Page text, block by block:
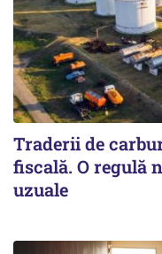
Traderii de
fiscală. O regulă
uzuale